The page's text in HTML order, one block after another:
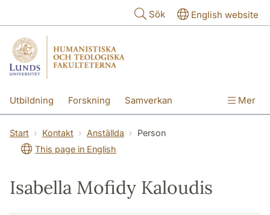
Sök English website
Utbildning Forskning Samverkan Mer
Start Kontakt Anställda
Person
This page in English
Isabella Mofidy Kaloudis